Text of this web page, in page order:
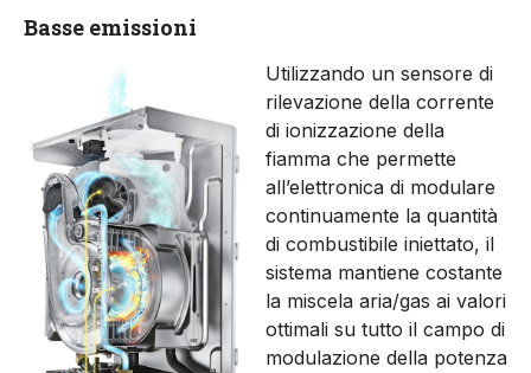
Basse emissioni
Utilizzando un sensore di
rilevazione della corrente
di ionizzazione della
fiamma che permette
all’elettronica di modulare
continuamente la quantità
di combustibile iniettato, il
sistema mantiene costante
la miscela aria/gas ai valori
ottimali su tutto il campo di
modulazione della potenza